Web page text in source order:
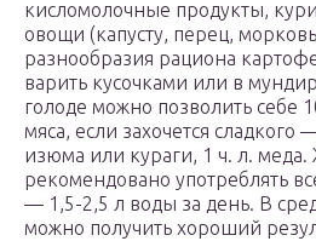
кисломолочные продукты,
овощи (капусту, перец,
разнообразия рациона
варить кусочками или в
голоде можно позволить себе
мяса, если захочется сладкого
изюма или кураги, 1 ч. л. меда.
рекомендовано употреблять
— 1,5-2,5 л воды за день. В
можно получить хороший